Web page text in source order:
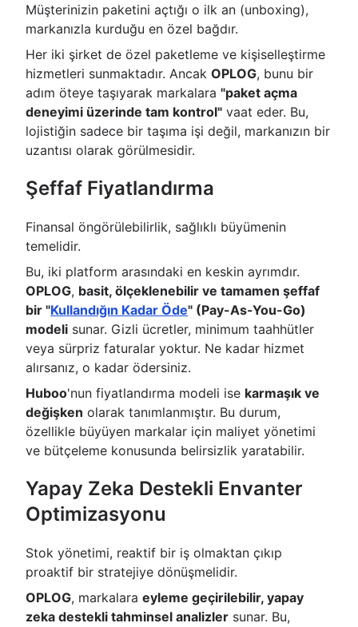
Müşterinizin paketini açtığı o ilk an (unboxing),
markanızla kurduğu en özel bağdır.
Her iki şirket de özel paketleme ve kişiselleştirme
hizmetleri sunmaktadır. Ancak OPLOG, bunu bir
adım öteye taşıyarak markalara "paket açma
deneyimi üzerinde tam kontrol" vaat eder. Bu,
lojistiğin sadece bir taşıma işi değil, markanızın bir
uzantısı olarak görülmesidir.
Şeffaf Fiyatlandırma
Finansal öngörülebilirlik, sağlıklı büyümenin
temelidir.
Bu, iki platform arasındaki en keskin ayrımdır.
OPLOG, basit, ölçeklenebilir ve tamamen şeffaf
bir "Kullandığın Kadar Öde" (Pay-As-You-Go)
modeli sunar. Gizli ücretler, minimum taahhütler
veya sürpriz faturalar yoktur. Ne kadar hizmet
alırsanız, o kadar ödersiniz.
Huboo'nun fiyatlandırma modeli ise karmaşık ve
değişken olarak tanımlanmıştır. Bu durum,
özellikle büyüyen markalar için maliyet yönetimi
ve bütçeleme konusunda belirsizlik yaratabilir.
Yapay Zeka Destekli Envanter
Optimizasyonu
Stok yönetimi, reaktif bir iş olmaktan çıkıp
proaktif bir stratejiye dönüşmelidir.
OPLOG, markalara eyleme geçirilebilir, yapay
zeka destekli tahminsel analizler sunar. Bu,